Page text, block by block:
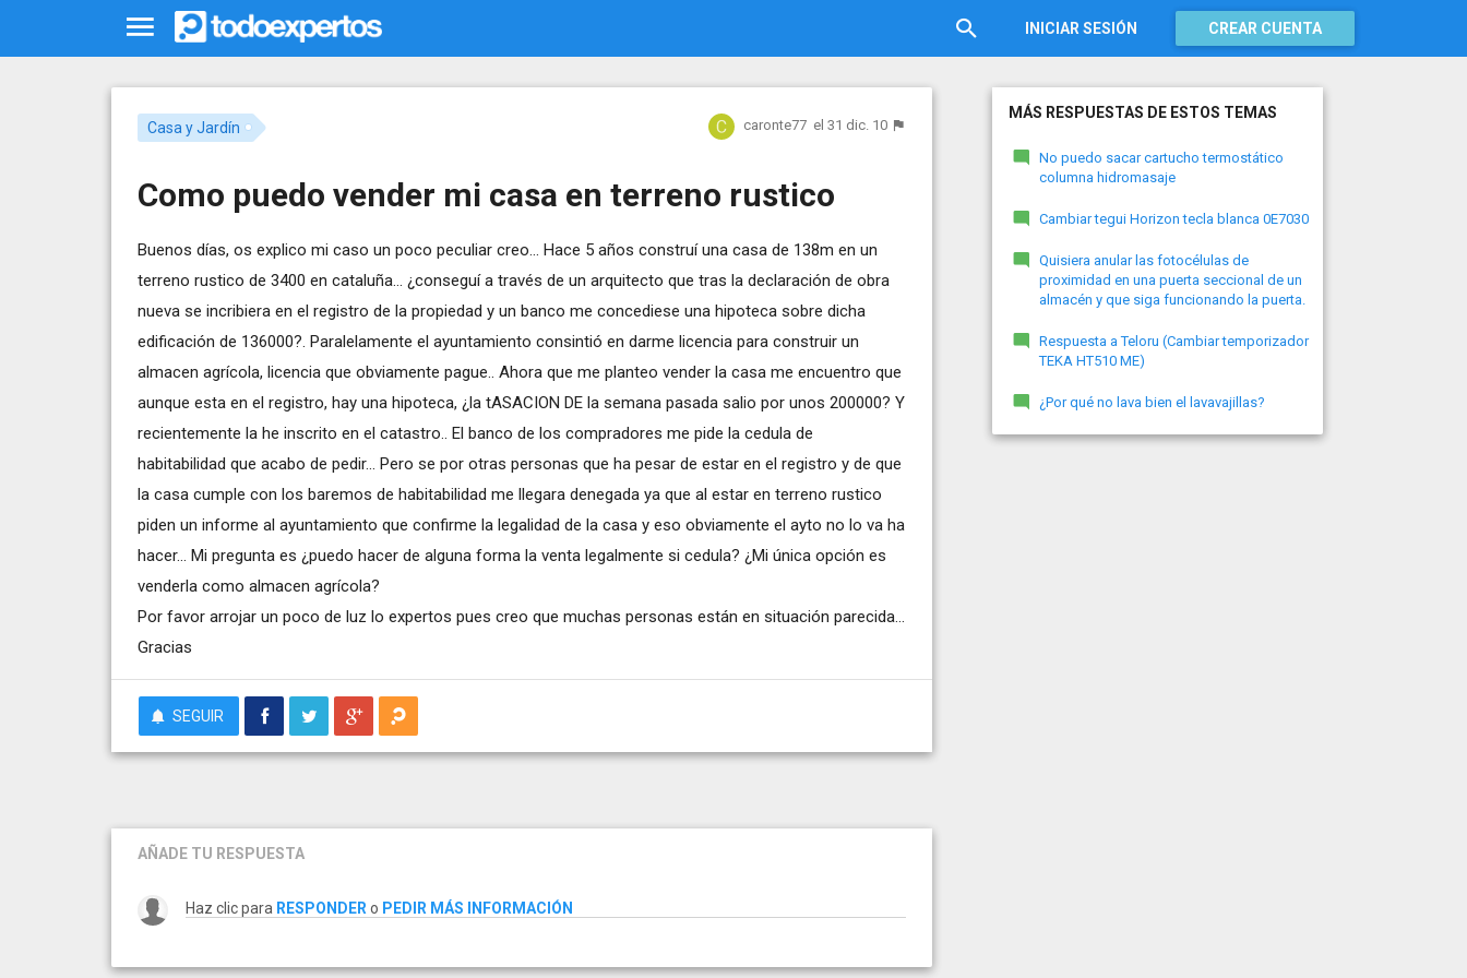
INICIAR SESIÓN CREAR CUENTA
Casa y Jardín caronte77 el 31 dic. 10
Como puedo vender mi casa en terreno rustico
Buenos días, os explico mi caso un poco peculiar creo... Hace 5 años construí una casa de 138m en un
terreno rustico de 3400 en cataluña... ¿conseguí a través de un arquitecto que tras la declaración de obra
nueva se incribiera en el registro de la propiedad y un banco me concediese una hipoteca sobre dicha
edificación de 136000?. Paralelamente el ayuntamiento consintió en darme licencia para construir un
almacen agrícola, licencia que obviamente pague.. Ahora que me planteo vender la casa me encuentro que
aunque esta en el registro, hay una hipoteca, ¿la tASACION DE la semana pasada salio por unos 200000? Y
recientemente la he inscrito en el catastro.. El banco de los compradores me pide la cedula de
habitabilidad que acabo de pedir... Pero se por otras personas que ha pesar de estar en el registro y de que
la casa cumple con los baremos de habitabilidad me llegara denegada ya que al estar en terreno rustico
piden un informe al ayuntamiento que confirme la legalidad de la casa y eso obviamente el ayto no lo va ha
hacer... Mi pregunta es ¿puedo hacer de alguna forma la venta legalmente si cedula? ¿Mi única opción es
venderla como almacen agrícola?
Por favor arrojar un poco de luz lo expertos pues creo que muchas personas están en situación parecida...
Gracias
SEGUIR
AÑADE TU RESPUESTA
Haz clic para RESPONDER o PEDIR MÁS INFORMACIÓN
MÁS RESPUESTAS DE ESTOS TEMAS
No puedo sacar cartucho termostático
columna hidromasaje
Cambiar tegui Horizon tecla blanca 0E7030
Quisiera anular las fotocélulas de
proximidad en una puerta seccional de un
almacén y que siga funcionando la puerta.
Respuesta a Teloru (Cambiar temporizador
TEKA HT510 ME)
¿Por qué no lava bien el lavavajillas?